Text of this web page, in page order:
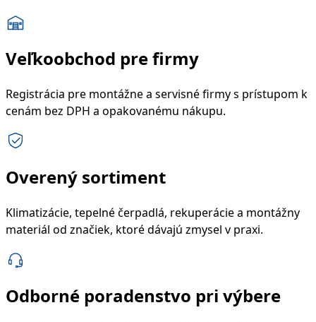
Veľkoobchod pre firmy
Registrácia pre montážne a servisné firmy s prístupom k
cenám bez DPH a opakovanému nákupu.
Overený sortiment
Klimatizácie, tepelné čerpadlá, rekuperácie a montážny
materiál od značiek, ktoré dávajú zmysel v praxi.
Odborné poradenstvo pri výbere